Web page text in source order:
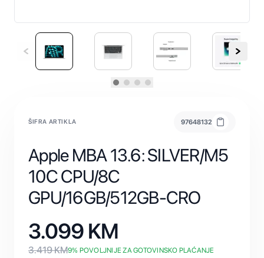
ŠIFRA ARTIKLA 97648132
Apple MBA 13.6: SILVER/M5
10C CPU/8C
GPU/16GB/512GB-CRO
3.099 KM
3.419KM9% POVOLJNIJE ZA GOTOVINSKO PLAĆANJE